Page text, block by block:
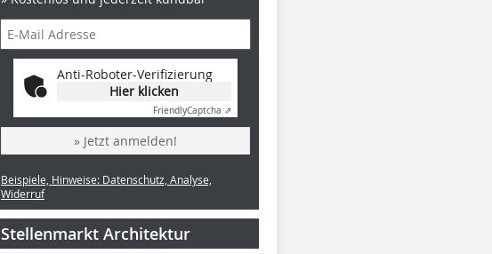
Anti-Roboter-Verifizierung
Hier klicken
FriendlyCaptcha ⇗
» Jetzt anmelden!
Beispiele, Hinweise: Datenschutz, Analyse,
Widerruf
Stellenmarkt Architektur